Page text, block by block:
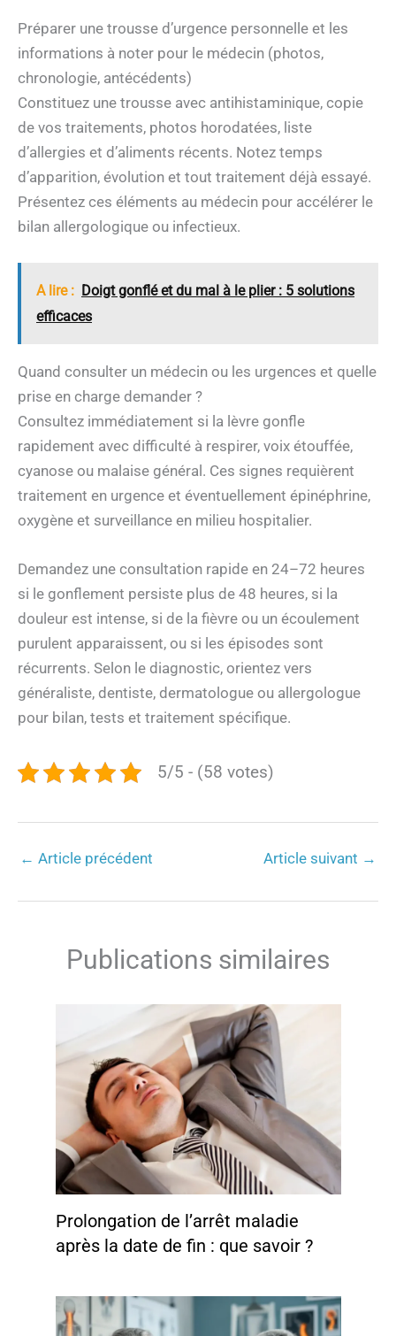
Préparer une trousse d’urgence personnelle et les
informations à noter pour le médecin (photos,
chronologie, antécédents)
Constituez une trousse avec antihistaminique, copie
de vos traitements, photos horodatées, liste
d’allergies et d’aliments récents. Notez temps
d’apparition, évolution et tout traitement déjà essayé.
Présentez ces éléments au médecin pour accélérer le
bilan allergologique ou infectieux.
A lire : Doigt gonflé et du mal à le plier : 5 solutions
efficaces
Quand consulter un médecin ou les urgences et quelle
prise en charge demander ?
Consultez immédiatement si la lèvre gonfle
rapidement avec difficulté à respirer, voix étouffée,
cyanose ou malaise général. Ces signes requièrent
traitement en urgence et éventuellement épinéphrine,
oxygène et surveillance en milieu hospitalier.
Demandez une consultation rapide en 24–72 heures
si le gonflement persiste plus de 48 heures, si la
douleur est intense, si de la fièvre ou un écoulement
purulent apparaissent, ou si les épisodes sont
récurrents. Selon le diagnostic, orientez vers
généraliste, dentiste, dermatologue ou allergologue
pour bilan, tests et traitement spécifique.
5/5 - (58 votes)
← Article précédent Article suivant →
Publications similaires
Prolongation de l’arrêt maladie
après la date de fin : que savoir ?